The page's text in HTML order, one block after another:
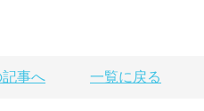
記事へ 一覧に戻る